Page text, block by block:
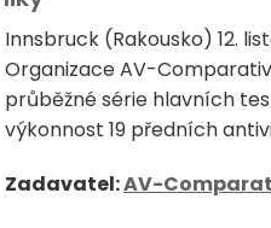
Innsbruck (Rakousko) 12.
Organizace AV-
průběžné série hlavních
výkonnost 19 předních
Zadavatel:AV-